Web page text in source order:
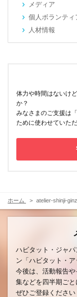
メディア
個人ボランティ
人材情報
体力や時間はないけ
か？
みなさまのご支援は
ために使わせていただ
ホーム atelier-shinji-
ハビタット・ジャ
ン「ハビタット・ア
今後は、活動報告
集などを四半期ごと
ぜひご登録ください